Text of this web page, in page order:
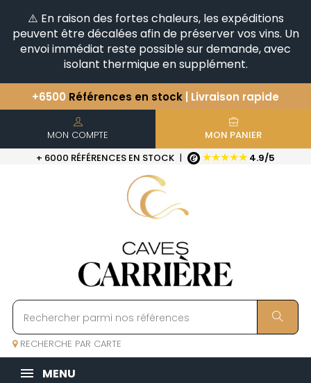
⚠️ En raison des fortes chaleurs, les expéditions
peuvent être décalées afin de préserver vos vins. Un
envoi immédiat reste possible sur demande, avec
isolant thermique en supplément.
+6500 Références en stock | Livraison rapide
Vous avez une question ?
Découvrez notre sélection
d'Horizontales & Verticales
MON COMPTE
MON PANIER
+ 6000 RÉFÉRENCES EN STOCK | ★★★★★ 4.9/5
RECHERCHE PAR CARTE
MENU